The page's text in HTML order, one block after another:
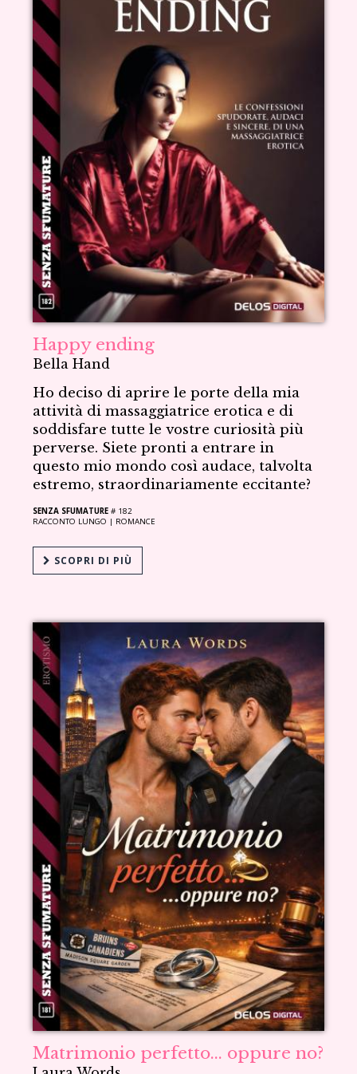
Happy ending
Bella Hand
Ho deciso di aprire le porte della mia
attività di massaggiatrice erotica e di
soddisfare tutte le vostre curiosità più
perverse. Siete pronti a entrare in
questo mio mondo così audace, talvolta
estremo, straordinariamente eccitante?
SENZA SFUMATURE # 182
RACCONTO LUNGO | ROMANCE
SCOPRI DI PIÙ
Matrimonio perfetto... oppure no?